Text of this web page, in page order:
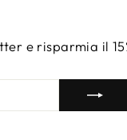
e risparmia il